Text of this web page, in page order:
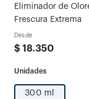
Eliminador de
Frescura Extrema
Desde
$ 18.350
300 ml